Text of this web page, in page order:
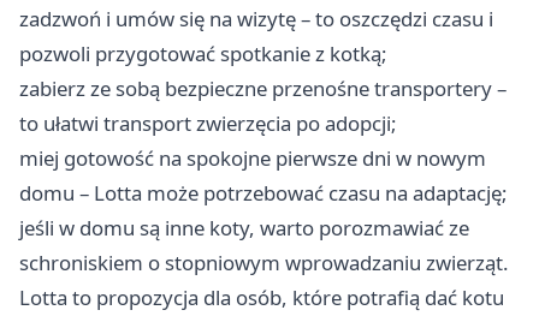
zadzwoń i umów się na wizytę – to oszczędzi czasu i
pozwoli przygotować spotkanie z kotką;
zabierz ze sobą bezpieczne przenośne transportery –
to ułatwi transport zwierzęcia po adopcji;
miej gotowość na spokojne pierwsze dni w nowym
domu – Lotta może potrzebować czasu na adaptację;
jeśli w domu są inne koty, warto porozmawiać ze
schroniskiem o stopniowym wprowadzaniu zwierząt.
Lotta to propozycja dla osób, które potrafią dać kotu